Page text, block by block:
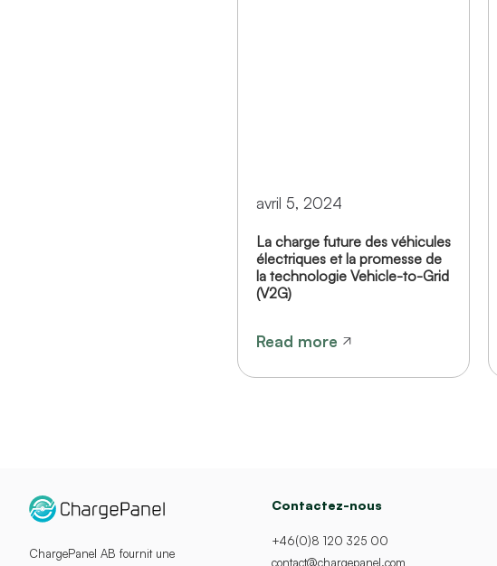
avril 5, 2024
La charge future des véhicules
électriques et la promesse de
la technologie Vehicle-to-Grid
(V2G)
Read more
ChargePanel AB fournit une
Contactez-nous
+46(0)8 120 325 00
contact@chargepanel.com